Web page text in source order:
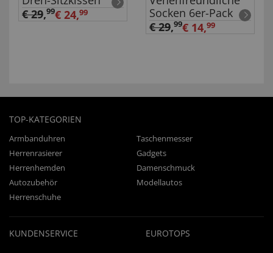
€ 29,99€ 24,99
Socken 6er-Pack
€ 29,99€ 14,99
TOP-KATEGORIEN
Armbanduhren
Taschenmesser
Herrenrasierer
Gadgets
Herrenhemden
Damenschmuck
Autozubehör
Modellautos
Herrenschuhe
KUNDENSERVICE EUROTOPS